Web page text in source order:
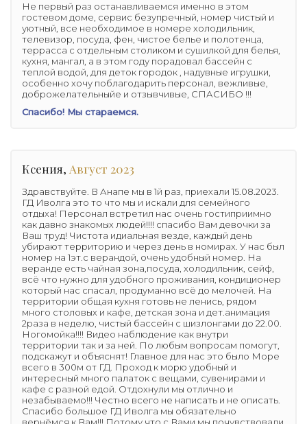
Не первый раз останавливаемся именно в этом
гостевом доме, сервис безупречный, номер чистый и
уютный, все необходимое в номере холодильник,
телевизор, посуда, фен, чистое белье и полотенца,
террасса с отдельным столиком и сушилкой для белья,
кухня, мангал, а в этом году порадовал бассейн с
теплой водой, для деток городок , надувные игрушки,
особенно хочу поблагодарить персонал, вежливые,
доброжелательныйе и отзывчивые, СПАСИБО !!!
Спасибо! Мы стараемся.
Ксения, Август 2023
Здравствуйте. В Анапе мы в 1й раз, приехали 15.08.2023.
ГД Иволга это то что мы и искали для семейного
отдыха! Персонал встретил нас очень гостиприимно
как давно знакомых людей!!!! спасибо Вам девочки за
Ваш труд! Чистота идиальная везде, каждый день
убирают территорию и через день в номирах. У нас был
номер на 1эт.с верандой, очень удобный номер. На
веранде есть чайная зона,посуда, холодильник, сейф,
всё что нужно для удобного проживания, кондиционер
который нас спасал, продуманно всё до мелочей. На
территории общая кухня готовь не ленись, рядом
много столовых и кафе, детская зона и дет.анимация
2раза в неделю, чистый бассейн с шизлонгами до 22.00.
Ногомойка!!!! Видео наблюдение как внутри
территории так и за ней. По любым вопросам помогут,
подскажут и объяснят! Главное для нас это было Море
всего в 300м от ГД. Проход к морю удобный и
интересный много палаток с вещами, сувенирами и
кафе с разной едой. Отдохнули мы отлично и
незабываемо!!! Честно всего не написать и не описать.
Спасибо большое ГД Иволга мы обязательно